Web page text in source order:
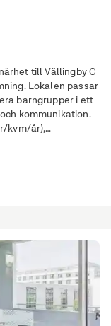
till Vällingby C
Lokalen passar
barngrupper i ett
kommunikation.
kvm/år),
värme,